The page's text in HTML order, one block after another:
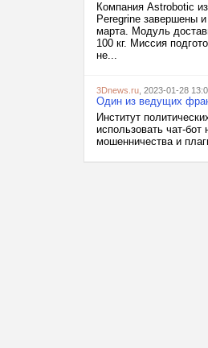
Компания Astrobotic
Peregrine завершены
марта. Модуль
100 кг. Миссия
не...
3Dnews.ru , 2023-01-28
Один из ведущих
Институт
использовать чат-бот
мошенничества и